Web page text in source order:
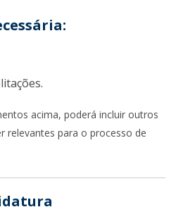
acima, poderá incluir outros
relevantes para o processo de